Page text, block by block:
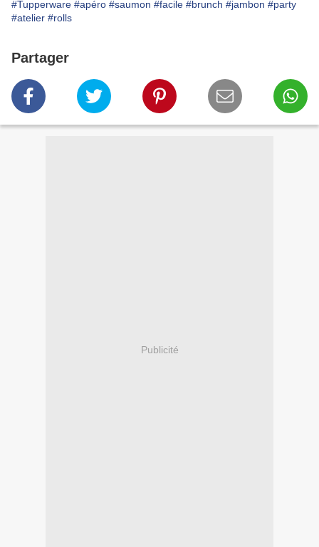
#Tupperware #apéro #saumon #facile #brunch #jambon #party
#atelier #rolls
Partager
Publicité